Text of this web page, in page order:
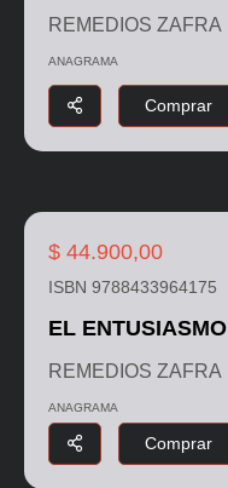
REMEDIOS ZAFRA
ANAGRAMA
Comprar
$ 44.900,00
ISBN 9788433964175
EL ENTUSIASMO
REMEDIOS ZAFRA
ANAGRAMA
Comprar